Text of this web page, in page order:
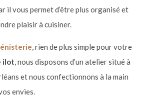
il vous permet d’être plus organisé et
plaisirà cuisiner.
énisterie, rien de plus simple pour votre
ilot, nous disposons d’un atelier situé à
éans et nous confectionnons à la main
envies.